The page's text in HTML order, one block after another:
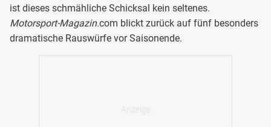
ist dieses schmähliche Schicksal kein seltenes.
Motorsport-Magazin.com blickt zurück auf fünf besonders
dramatische Rauswürfe vor Saisonende.